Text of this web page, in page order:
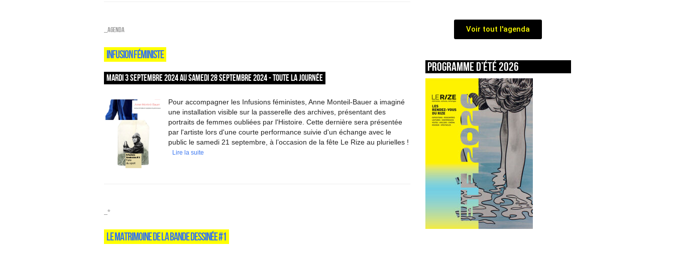
_Agenda
INFUSION FÉMINISTE
MARDI 3 SEPTEMBRE 2024 AU SAMEDI 28 SEPTEMBRE 2024 - TOUTE LA JOURNÉE
Pour accompagner les Infusions féministes, Anne Monteil-Bauer a imaginé
une installation visible sur la passerelle des archives, présentant des
portraits de femmes oubliées par l'Histoire. Cette dernière sera présentée
par l'artiste lors d'une courte performance suivie d'un échange avec le
public le samedi 21 septembre, à l’occasion de la fête Le Rize au plurielles !
Lire la suite
_*
LE MATRIMOINE DE LA BANDE DESSINÉE #1
Voir tout l'agenda
Programme d’été 2026